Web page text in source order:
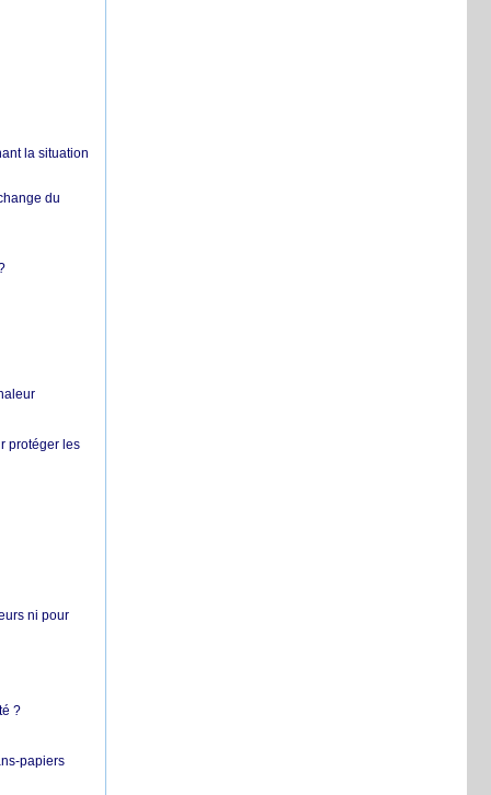
la situation
du
protéger les
ni pour
?
papiers